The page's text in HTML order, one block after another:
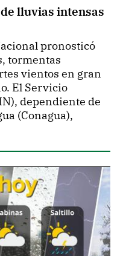
lluvias intensas
pronosticó
tormentas
vientos en gran
El Servicio
dependiente de
(Conagua),